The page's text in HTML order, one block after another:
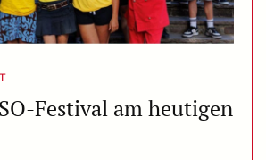
Festival am heutigen